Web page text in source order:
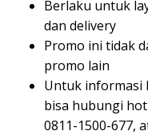
Berlaku untuk
dan delivery
Promo ini tidak
promo lain
Untuk informasi
bisa hubungi
0811-1500-677,